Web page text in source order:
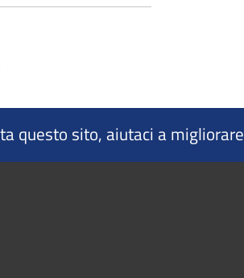
questo sito, aiutaci a migliorare